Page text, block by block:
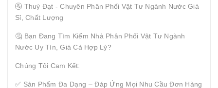
🚰 Thuý Đạt - Chuyên Phân Phối Vật Tư Ngành Nước Giá
Sỉ, Chất Lượng
🤔 Bạn Đang Tìm Kiếm Nhà Phân Phối Vật Tư Ngành
Nước Uy Tín, Giá Cả Hợp Lý?
Chúng Tôi Cam Kết:
✅ Sản Phẩm Đa Dạng – Đáp Ứng Mọi Nhu Cầu Đơn Hàng